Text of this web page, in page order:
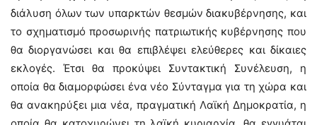
διάλυση όλων των υπαρκτών θεσμών διακυβέρνησης, και
το σχηματισμό προσωρινής πατριωτικής κυβέρνησης που
θα διοργανώσει και θα επιβλέψει ελεύθερες και δίκαιες
εκλογές. Έτσι θα προκύψει Συντακτική Συνέλευση, η
οποία θα διαμορφώσει ένα νέο Σύνταγμα για τη χώρα και
θα ανακηρύξει μια νέα, πραγματική Λαϊκή Δημοκρατία, η